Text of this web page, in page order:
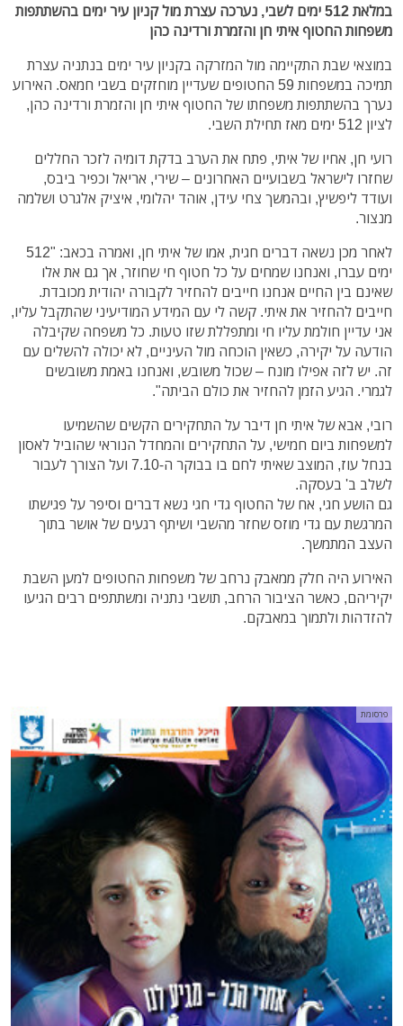
במלאת 512 ימים לשבי, נערכה עצרת מול קניון עיר ימים בהשתתפות
משפחות החטוף איתי חן והזמרת ורדינה כהן
במוצאי שבת התקיימה מול המזרקה בקניון עיר ימים בנתניה עצרת
תמיכה במשפחות 59 החטופים שעדיין מוחזקים בשבי חמאס. האירוע
נערך בהשתתפות משפחתו של החטוף איתי חן והזמרת ורדינה כהן,
לציון 512 ימים מאז תחילת השבי.
רועי חן, אחיו של איתי, פתח את הערב בדקת דומיה לזכר החללים
שחזרו לישראל בשבועיים האחרונים – שירי, אריאל וכפיר ביבס,
ועודד ליפשיץ, ובהמשך צחי עידן, אוהד יהלומי, איציק אלגרט ושלמה
מנצור.
לאחר מכן נשאה דברים חגית, אמו של איתי חן, ואמרה בכאב: "512
ימים עברו, ואנחנו שמחים על כל חטוף חי שחוזר, אך גם את אלו
שאינם בין החיים אנחנו חייבים להחזיר לקבורה יהודית מכובדת.
חייבים להחזיר את איתי. קשה לי עם המידע המודיעיני שהתקבל עליו,
אני עדיין חולמת עליו חי ומתפללת שזו טעות. כל משפחה שקיבלה
הודעה על יקירה, כשאין הוכחה מול העיניים, לא יכולה להשלים עם
זה. יש לזה אפילו מונח – שכול משובש, ואנחנו באמת משובשים
לגמרי. הגיע הזמן להחזיר את כולם הביתה".
רובי, אבא של איתי חן דיבר על התחקירים הקשים שהשמיעו
למשפחות ביום חמישי, על התחקירים והמחדל הנוראי שהוביל לאסון
בנחל עוז, המוצב שאיתי לחם בו בבוקר ה-7.10 ועל הצורך לעבור
לשלב ב' בעסקה.
גם הושע חגי, אח של החטוף גדי חגי נשא דברים וסיפר על פגישתו
המרגשת עם גדי מוזס שחזר מהשבי ושיתף רגעים של אושר בתוך
העצב המתמשך.
האירוע היה חלק ממאבק נרחב של משפחות החטופים למען השבת
יקיריהם, כאשר הציבור הרחב, תושבי נתניה ומשתתפים רבים הגיעו
להזדהות ולתמוך במאבקם.
פרסומת